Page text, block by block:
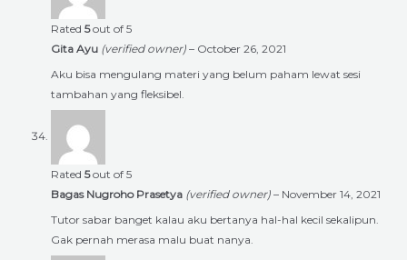
Rated 5out of 5
Gita Ayu (verified owner) – October 26, 2021
Aku bisa mengulang materi yang belum paham lewat sesi
tambahan yang fleksibel.
Rated 5out of 5
Bagas Nugroho Prasetya (verified owner) – November 14, 2021
Tutor sabar banget kalau aku bertanya hal-hal kecil sekalipun.
Gak pernah merasa malu buat nanya.